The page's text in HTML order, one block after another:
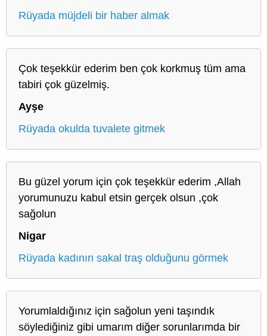
Rüyada müjdeli bir haber almak
Çok teşekkür ederim ben çok korkmuş tüm ama
tabiri çok güzelmiş.
Ayşe
Rüyada okulda tuvalete gitmek
Bu güzel yorum için çok teşekkür ederim ,Allah
yorumunuzu kabul etsin gerçek olsun ,çok
sağolun
Nigar
Rüyada kadının sakal traş olduğunu görmek
Yorumlaldığınız için sağolun yeni taşındık
söylediğiniz gibi umarım diğer sorunlarımda bir